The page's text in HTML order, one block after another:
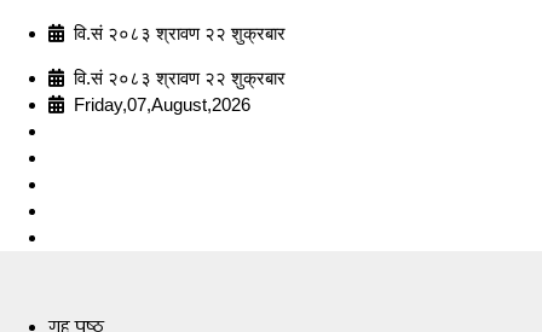
वि.सं २०८३ श्रावण २२ शुक्रबार
वि.सं २०८३ श्रावण २२ शुक्रबार
Friday,07,August,2026
गृह पृष्ठ